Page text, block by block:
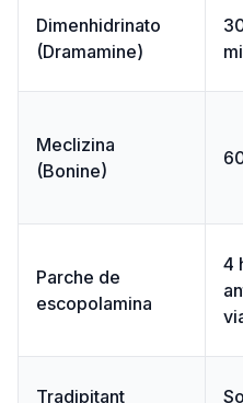
Dimenhidrinato
(Dramamine)
Meclizina
(Bonine)
Parche de
escopolamina
4
Tradipitant